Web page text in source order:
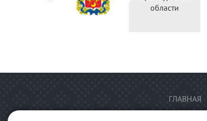
области
ГЛАВНАЯ